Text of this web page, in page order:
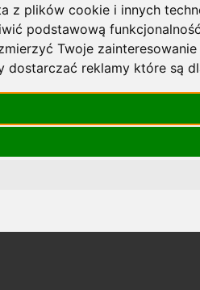
z plików cookie i innych
podstawową
Twoje
dostarczać reklamy które są